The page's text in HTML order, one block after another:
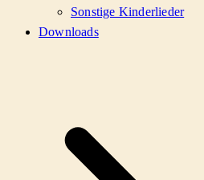
Sonstige Kinderlieder
Downloads